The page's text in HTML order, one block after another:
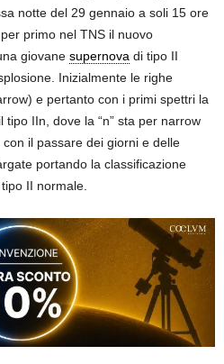
notte del 29 gennaio a soli 15 ore
primo nel TNS il nuovo
giovane supernova di tipo II
Inizialmente le righe
e pertanto con i primi spettri la
IIn, dove la “n” sta per narrow
il passare dei giorni e delle
portando la classificazione
II normale.